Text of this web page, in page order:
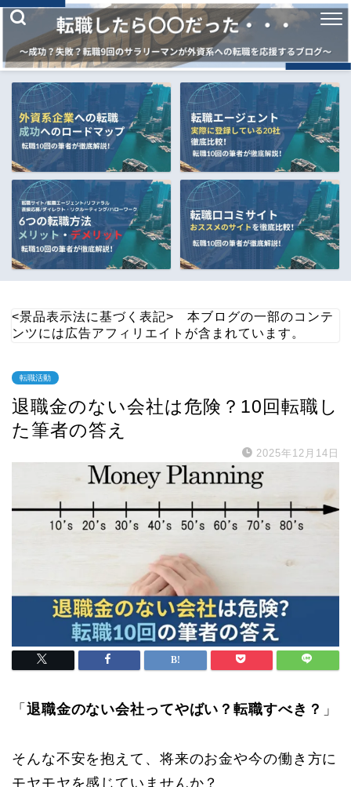
<景品表示法に基づく表記> 本ブログの一部のコンテ
ンツには広告アフィリエイトが含まれています。
転職活動
退職金のない会社は危険？10回転職し
た筆者の答え
2025年12月14日
「 退職金のない会社ってやばい？転職すべき？ 」
そんな不安を抱えて、将来のお金や今の働き方に
モヤモヤを感じていませんか？